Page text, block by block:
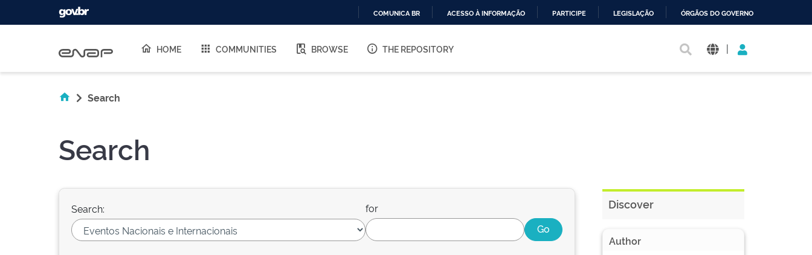
O
COMUNICA BR ACESSO À INFORMAÇÃO PARTICIPE LEGISLAÇÃO ÓRGÃOS DO GOVERNO
HOME COMMUNITIES BROWSE THE REPOSITORY |
Search
Search
Search: for Discover
Author